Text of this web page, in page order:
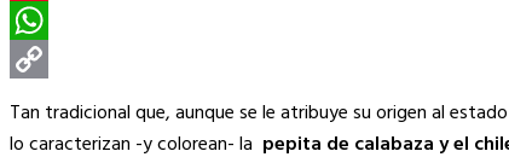
Pinterest
WhatsApp
Copy
Link
Tan tradicional que, aunque se le atribuye su origen al
lo caracterizan -y colorean- la pepita de calabaza y el